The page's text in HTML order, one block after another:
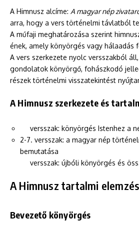
A Himnusz alcíme: A magyar nép
arra, hogy a vers történelmi távlatból
A műfaji meghatározása szerint
ének, amely könyörgés vagy hálaadás
A vers szerkezete nyolc versszakból
gondolatok könyörgő, fohászkodó
részek történelmi visszatekintést
A Himnusz szerkezete és
versszak: könyörgés Istenhez a
2-7. versszak: a magyar nép
bemutatása
versszak: újbóli könyörgés és
A Himnusz tartalmi
Bevezető könyörgés